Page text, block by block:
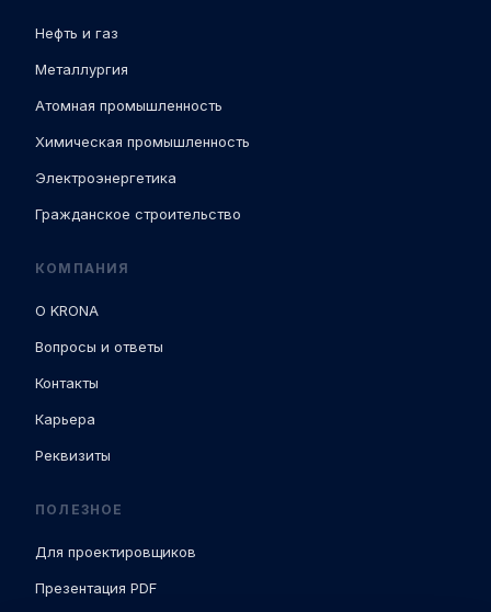
Нефть и газ
Металлургия
Атомная промышленность
Химическая промышленность
Электроэнергетика
Гражданское строительство
КОМПАНИЯ
О KRONA
Вопросы и ответы
Контакты
Карьера
Реквизиты
ПОЛЕЗНОЕ
Для проектировщиков
Презентация PDF